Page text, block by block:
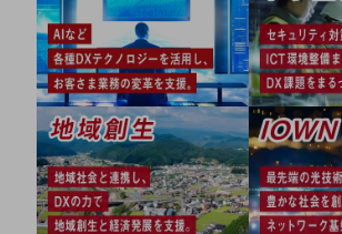
ニュースリリース
地域からの発表
重要なお知らせ
お知らせ
社外からの評価実績
サステナビリティ
サステナビリティTOP